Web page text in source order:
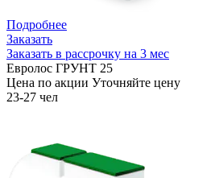
Подробнее
Заказать
Заказать в рассрочку на 3 мес
Евролос ГРУНТ 25
Цена по акции Уточняйте цену
23-27 чел